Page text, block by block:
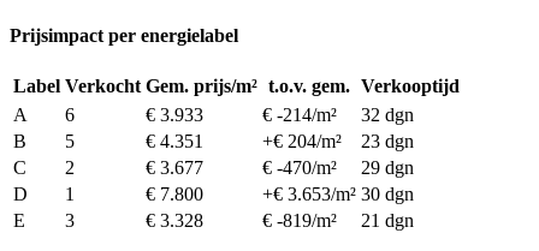
Prijsimpact per energielabel
Label Verkocht Gem. prijs/m² t.o.v. gem. Verkooptijd
A
6 € 3.933 € -214/m²
32 dgn
B
5 € 4.351 +€ 204/m²
23 dgn
C
2 € 3.677 € -470/m²
29 dgn
D
1 € 7.800 +€ 3.653/m² 30 dgn
E
3 € 3.328 € -819/m² 21 dgn